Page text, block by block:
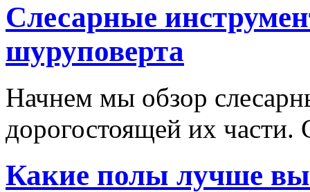
Слесарные
шуруповерта
Начнем мы обзор
дорогостоящей их части.
Какие полы лучше